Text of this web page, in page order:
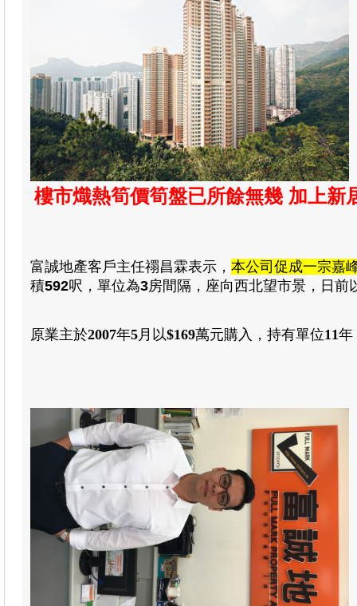
樓市熾熱筍價筍盤已所餘無幾 加上
富誠地產客戶主任禤昌霖表示， 本公司促成一宗嘉
積592呎，單位為3房間 隔 ， 座向西北望市景，日前
原業主於2007年5月以$169萬元購入 ， 持有單位11年